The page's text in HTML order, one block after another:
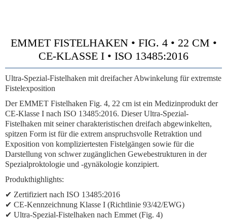
EMMET FISTELHAKEN • FIG. 4 • 22 CM •
CE-KLASSE I • ISO 13485:2016
Ultra-Spezial-Fistelhaken mit dreifacher Abwinkelung für extremste
Fistelexposition
Der EMMET Fistelhaken Fig. 4, 22 cm ist ein Medizinprodukt der
CE-Klasse I nach ISO 13485:2016. Dieser Ultra-Spezial-
Fistelhaken mit seiner charakteristischen dreifach abgewinkelten,
spitzen Form ist für die extrem anspruchsvolle Retraktion und
Exposition von kompliziertesten Fistelgängen sowie für die
Darstellung von schwer zugänglichen Gewebestrukturen in der
Spezialproktologie und -gynäkologie konzipiert.
Produkthighlights:
✔ Zertifiziert nach ISO 13485:2016
✔ CE-Kennzeichnung Klasse I (Richtlinie 93/42/EWG)
✔ Ultra-Spezial-Fistelhaken nach Emmet (Fig. 4)